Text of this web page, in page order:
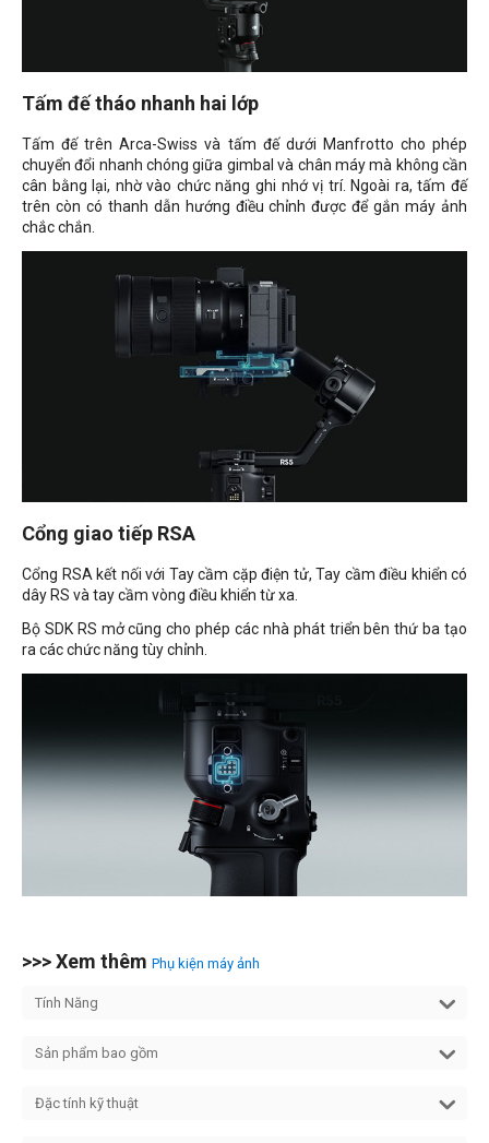
Tấm đế tháo nhanh hai lớp
Tấm đế trên Arca-Swiss và tấm đế dưới Manfrotto cho phép
chuyển đổi nhanh chóng giữa gimbal và chân máy mà không cần
cân bằng lại, nhờ vào chức năng ghi nhớ vị trí. Ngoài ra, tấm đế
trên còn có thanh dẫn hướng điều chỉnh được để gắn máy ảnh
chắc chắn.
Cổng giao tiếp RSA
Cổng RSA kết nối với Tay cầm cặp điện tử, Tay cầm điều khiển có
dây RS và tay cầm vòng điều khiển từ xa.
Bộ SDK RS mở cũng cho phép các nhà phát triển bên thứ ba tạo
ra các chức năng tùy chỉnh.
>>> Xem thêm Phụ kiện máy ảnh
Tính Năng
Sản phẩm bao gồm
Đặc tính kỹ thuật